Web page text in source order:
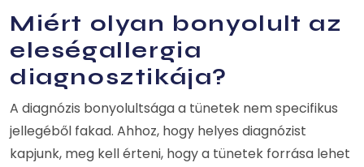
Miért olyan bonyolult az
eleségallergia
diagnosztikája?
A diagnózis bonyolultsága a tünetek nem specifikus
jellegéből fakad. Ahhoz, hogy helyes diagnózist
kapjunk, meg kell érteni, hogy a tünetek forrása lehet